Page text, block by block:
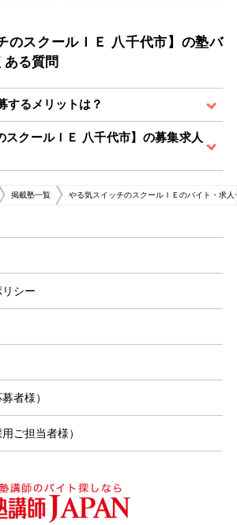
のスクールＩＥ 八千代市】の塾バ
ある質問
するメリットは？
スクールＩＥ 八千代市】の募集求人
掲載塾一覧 やる気スイッチのスクールＩＥのバイト・求人
シー
者様）
ご担当者様）